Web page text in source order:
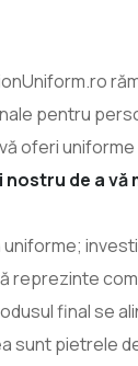
pentru
oferi
de a
reprezinte
final se
sunt pietrele